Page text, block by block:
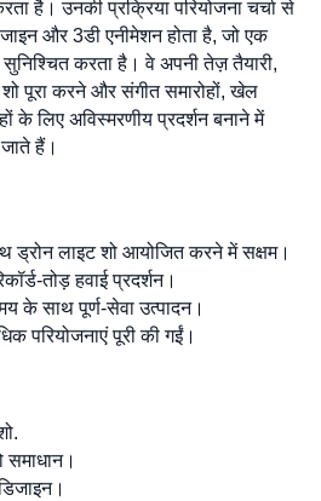
है। उनकी प्रक्रिया परियोजना चर्चा से
और 3डी एनीमेशन होता है, जो एक
करता है। वे अपनी तेज़ तैयारी,
पूरा करने और संगीत समारोहों, खेल
के लिए अविस्मरणीय प्रदर्शन बनाने में
हैं।
ड्रोन लाइट शो आयोजित करने में सक्षम।
तोड़ हवाई प्रदर्शन।
के साथ पूर्ण-सेवा उत्पादन।
परियोजनाएं पूरी की गईं।
समाधान।